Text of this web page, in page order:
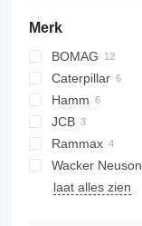
Merk
BOMAG
BC
BW
Caterpillar
CA
Hamm
3412
H-series
JCB
Rammax
RW
Wacker Neuson
RT
TRC
laat alles zien